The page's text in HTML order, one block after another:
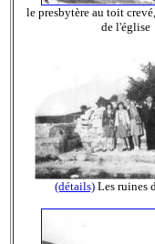
le presbytère au toit
de l'église
(détails) Les ruines